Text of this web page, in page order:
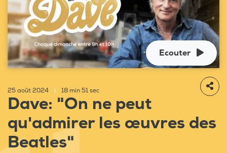
Ecouter
25 août 2024 18 min 51 sec
Dave: "On ne peut
qu'admirer les œuvres des
Beatles"